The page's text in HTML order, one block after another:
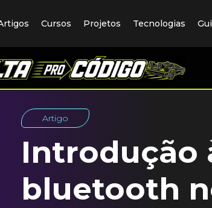
Cursos Projetos Tecnologias
Artigo
Introdução
bluetooth